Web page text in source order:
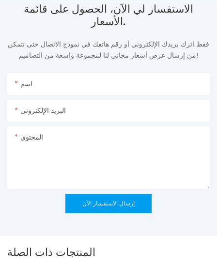
الاستفسار لي الآن، الحصول على قائمة
الأسعار.
فقط اترك بريدك الإلكتروني أو رقم هاتفك في نموذج الاتصال حتى نتمكن
من إرسال عرض أسعار مجاني لنا لمجموعة واسعة من التصاميم!
اسم
البريد الإلكتروني
المحتوى
إرسال الاستفسار الآن
المنتجات ذات الصلة